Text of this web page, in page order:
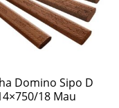
Domino Sipo D
18 Mau